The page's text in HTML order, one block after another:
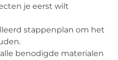
je eerst wilt
stappenplan om het
benodigde materialen